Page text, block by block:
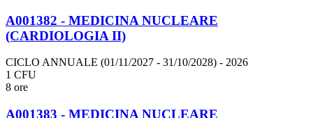
A001382 - MEDICINA NUCLEARE
(CARDIOLOGIA II)
CICLO ANNUALE (01/11/2027 - 31/10/2028) - 2026
1 CFU
8 ore
A001383 - MEDICINA NUCLEARE